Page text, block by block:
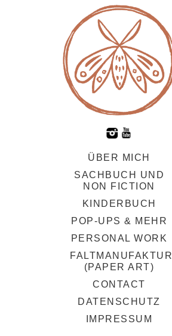
ÜBER MICH
SACHBUCH UND
NON FICTION
KINDERBUCH
POP-UPS & MEHR
PERSONAL WORK
FALTMANUFAKTUR
(PAPER ART)
CONTACT
DATENSCHUTZ
IMPRESSUM